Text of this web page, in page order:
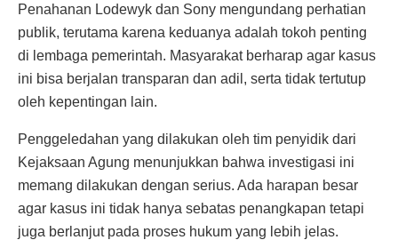
Penahanan Lodewyk dan Sony mengundang perhatian
publik, terutama karena keduanya adalah tokoh penting
di lembaga pemerintah. Masyarakat berharap agar kasus
ini bisa berjalan transparan dan adil, serta tidak tertutup
oleh kepentingan lain.
Penggeledahan yang dilakukan oleh tim penyidik dari
Kejaksaan Agung menunjukkan bahwa investigasi ini
memang dilakukan dengan serius. Ada harapan besar
agar kasus ini tidak hanya sebatas penangkapan tetapi
juga berlanjut pada proses hukum yang lebih jelas.